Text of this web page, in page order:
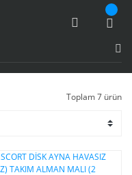
Toplam 7 ürün